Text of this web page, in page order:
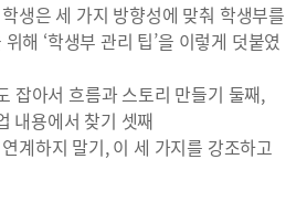
생은 세 가지 방향성에 맞춰 학생부를
해 ‘학생부 관리 팁’을 이렇게 덧붙였
잡아서 흐름과 스토리 만들기 둘째,
내용에서 찾기 셋째
계하지 말기, 이 세 가지를 강조하고